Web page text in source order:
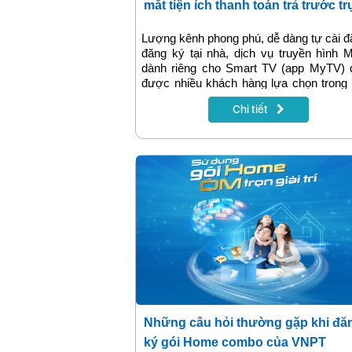
mắt tiện ích thanh toán trả trước
Lượng kênh phong phú, dễ dàng tự cài
đăng ký tại nhà, dịch vụ truyền hình
dành riêng cho Smart TV (app MyTV)
được nhiều khách hàng lựa chọn trong
dịch. Mới đây nhất, ứng dụng MyTV
cập nhật tiện ích thanh toán trả trước
trong Ngày Vàng.
Chi tiết
Những câu hỏi thường gặp khi
ký gói Home combo của VNPT